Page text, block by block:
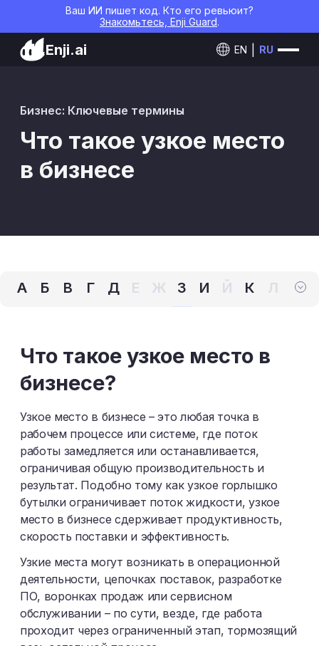
Ваш ИИ пишет код. Кто его ревьюит?
Знакомьтесь, Enji Guard.
Enji.ai EN RU
Бизнес: Ключевые термины
Что такое узкое место
в бизнесе
А Б В Г Д Е Ж З И Й К
Л
Что такое узкое место в
бизнесе?
Узкое место в бизнесе – это любая точка в
рабочем процессе или системе, где поток
работы замедляется или останавливается,
ограничивая общую производительность и
результат. Подобно тому как узкое горлышко
бутылки ограничивает поток жидкости, узкое
место в бизнесе сдерживает продуктивность,
скорость поставки и эффективность.
Узкие места могут возникать в операционной
деятельности, цепочках поставок, разработке
ПО, воронках продаж или сервисном
обслуживании – по сути, везде, где работа
проходит через ограниченный этап, тормозящий